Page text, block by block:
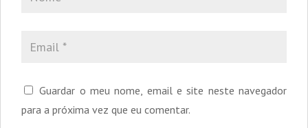
Guardar o meu nome, email e site neste navegador
para a próxima vez que eu comentar.